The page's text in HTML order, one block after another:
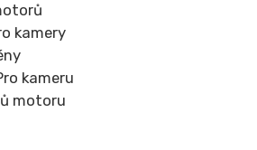
kamery
kameru
motoru